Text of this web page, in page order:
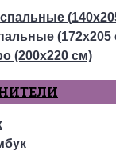
(172х205
(200х220 см)